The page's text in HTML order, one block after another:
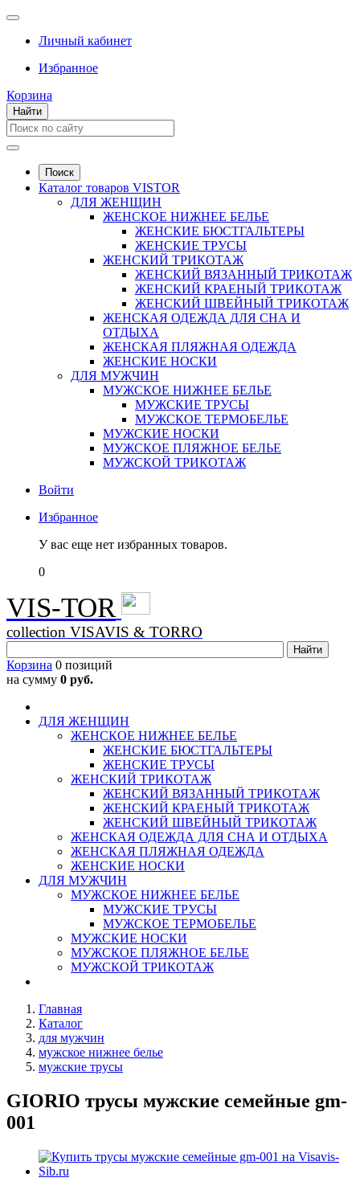
Личный кабинет
Избранное
Корзина
Найти
Поиск
Каталог товаров VISTOR
ДЛЯ ЖЕНЩИН
ЖЕНСКОЕ НИЖНЕЕ БЕЛЬЕ
ЖЕНСКИЕ БЮСТГАЛЬТЕРЫ
ЖЕНСКИЕ ТРУСЫ
ЖЕНСКИЙ ТРИКОТАЖ
ЖЕНСКИЙ ВЯЗАННЫЙ ТРИКОТАЖ
ЖЕНСКИЙ КРАЕНЫЙ ТРИКОТАЖ
ЖЕНСКИЙ ШВЕЙНЫЙ ТРИКОТАЖ
ЖЕНСКАЯ ОДЕЖДА ДЛЯ СНА И
ОТДЫХА
ЖЕНСКАЯ ПЛЯЖНАЯ ОДЕЖДА
ЖЕНСКИЕ НОСКИ
ДЛЯ МУЖЧИН
МУЖСКОЕ НИЖНЕЕ БЕЛЬЕ
МУЖСКИЕ ТРУСЫ
МУЖСКОЕ ТЕРМОБЕЛЬЕ
МУЖСКИЕ НОСКИ
МУЖСКОЕ ПЛЯЖНОЕ БЕЛЬЕ
МУЖСКОЙ ТРИКОТАЖ
Войти
Избранное
У вас еще нет избранных товаров.
0
VIS-TOR
collection VISAVIS & TORRO
Корзина 0 позиций
на сумму 0 руб.
ДЛЯ ЖЕНЩИН
ЖЕНСКОЕ НИЖНЕЕ БЕЛЬЕ
ЖЕНСКИЕ БЮСТГАЛЬТЕРЫ
ЖЕНСКИЕ ТРУСЫ
ЖЕНСКИЙ ТРИКОТАЖ
ЖЕНСКИЙ ВЯЗАННЫЙ ТРИКОТАЖ
ЖЕНСКИЙ КРАЕНЫЙ ТРИКОТАЖ
ЖЕНСКИЙ ШВЕЙНЫЙ ТРИКОТАЖ
ЖЕНСКАЯ ОДЕЖДА ДЛЯ СНА И ОТДЫХА
ЖЕНСКАЯ ПЛЯЖНАЯ ОДЕЖДА
ЖЕНСКИЕ НОСКИ
ДЛЯ МУЖЧИН
МУЖСКОЕ НИЖНЕЕ БЕЛЬЕ
МУЖСКИЕ ТРУСЫ
МУЖСКОЕ ТЕРМОБЕЛЬЕ
МУЖСКИЕ НОСКИ
МУЖСКОЕ ПЛЯЖНОЕ БЕЛЬЕ
МУЖСКОЙ ТРИКОТАЖ
Главная
Каталог
для мужчин
мужское нижнее белье
мужские трусы
GIORIO трусы мужские семейные gm-
001